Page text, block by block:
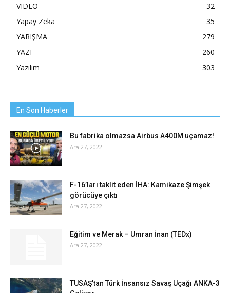
VIDEO
32
Yapay Zeka
35
YARIŞMA
279
YAZI
260
Yazılım
303
En Son Haberler
Bu fabrika olmazsa Airbus A400M uçamaz!
Ara 27, 2022
F-16’ları taklit eden İHA: Kamikaze Şimşek
görücüye çıktı
Ara 27, 2022
Eğitim ve Merak – Umran İnan (TEDx)
Ara 27, 2022
TUSAŞ’tan Türk İnsansız Savaş Uçağı ANKA-3